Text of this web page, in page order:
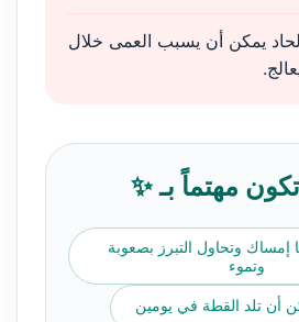
يمكن أن يسبب العمى خلال
مهتماً بـ ✨
إمساك وتحاول التبرز بصعوبة
وتموء
أن تلد القطة في يومين